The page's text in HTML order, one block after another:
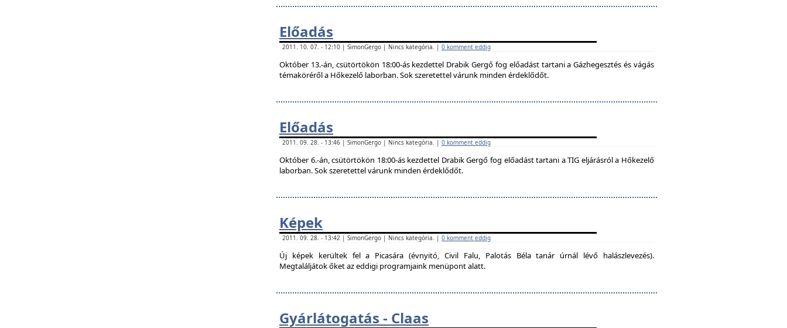
Előadás
2011. 10. 07. - 12:10 | SimonGergo | Nincs kategória. | 0 komment eddig
Október 13.-án, csütörtökön 18:00-ás kezdettel Drabik Gergő fog előadást tartani a Gázhegesztés és vágás
témaköréről a Hőkezelő laborban. Sok szeretettel várunk minden érdeklődőt.
Előadás
2011. 09. 28. - 13:46 | SimonGergo | Nincs kategória. | 0 komment eddig
Október 6.-án, csütörtökön 18:00-ás kezdettel Drabik Gergő fog előadást tartani a TIG eljárásról a Hőkezelő
laborban. Sok szeretettel várunk minden érdeklődőt.
Képek
2011. 09. 28. - 13:42 | SimonGergo | Nincs kategória. | 0 komment eddig
Új képek kerültek fel a Picasára (évnyitó, Civil Falu, Palotás Béla tanár úrnál lévő halászlevezés).
Megtaláljátok őket az eddigi programjaink menüpont alatt.
Gyárlátogatás - Claas